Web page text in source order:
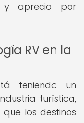
y aprecio por
RV en la
teniendo un
turística,
los destinos